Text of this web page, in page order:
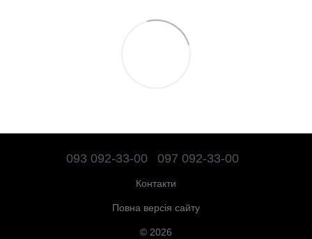
093 092-33-00 097 092-33-00
Контакти
Повна версія сайту
© 2026